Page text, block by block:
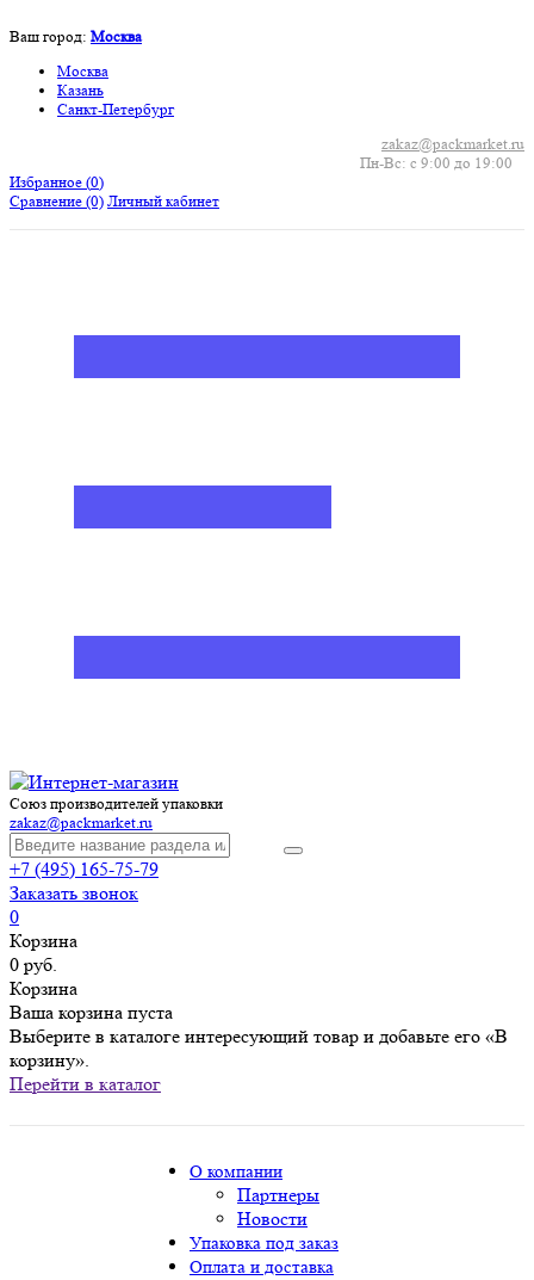
Ваш город: Москва
Москва
Казань
Санкт-Петербург
Пн-Вс: с 9:00 до 19:00
zakaz@packmarket.ru
Избранное (0)
Сравнение (0) Личный кабинет
Союз производителей упаковки
zakaz@packmarket.ru
+7 (495) 165-75-79
Заказать звонок
0
Корзина
0 руб.
Корзина
Ваша корзина пуста
Выберите в каталоге интересующий товар и добавьте его «В
корзину».
Перейти в каталог
О компании
Партнеры
Новости
Упаковка под заказ
Оплата и доставка